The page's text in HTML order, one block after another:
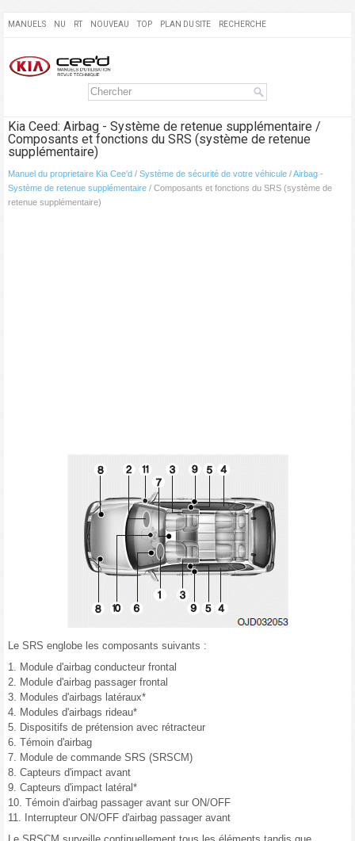
MANUELS NU RT NOUVEAU TOP PLAN DU SITE RECHERCHE
Kia Ceed: Airbag - Système de retenue supplémentaire /
Composants et fonctions du SRS (système de retenue
supplémentaire)
Manuel du proprietaire Kia Cee'd / Système de sécurité de votre véhicule /Airbag -
Système de retenue supplémentaire / Composants et fonctions du SRS (système de
retenue supplémentaire)
Le SRS englobe les composants suivants :
1. Module d'airbag conducteur frontal
2. Module d'airbag passager frontal
3. Modules d'airbags latéraux*
4. Modules d'airbags rideau*
5. Dispositifs de prétension avec rétracteur
6. Témoin d'airbag
7. Module de commande SRS (SRSCM)
8. Capteurs d'impact avant
9. Capteurs d'impact latéral*
10. Témoin d'airbag passager avant sur ON/OFF
11. Interrupteur ON/OFF d'airbag passager avant